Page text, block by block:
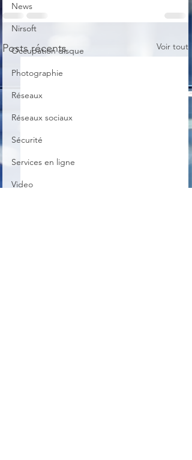
News
Nirsoft
Occupation disque
Photographie
Réseaux
Réseaux sociaux
Sécurité
Services en ligne
Video
Posts récents Voir tout